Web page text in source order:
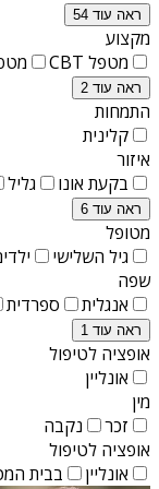
ראה עוד 54
מקצוע
מטפל CBT
ראה עוד 2
התמחות
קלינית
איזור
בקעת אונו
גליל
ראה עוד 6
מטופל
גיל השלישי
שפה
אנגלית
ספרדית
ראה עוד 1
אופציה לטיפול
אונליין
מין
זכר
נקבה
אופציה לטיפול
אונליין
בבית